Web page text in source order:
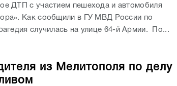
ДТП с участием пешехода и автомобиля
Как сообщили в ГУ МВД России по
случилась на улице 64-й Армии. По...
из Мелитополя по делу